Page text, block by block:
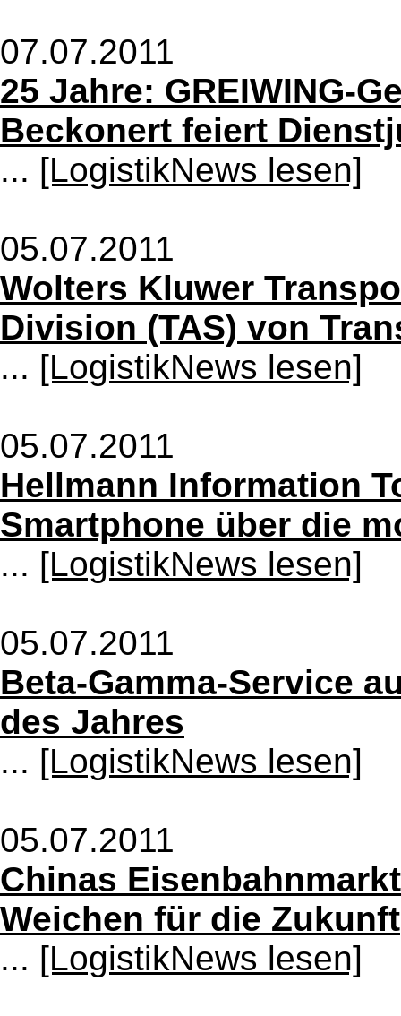
07.07.2011
25 Jahre: GREIWING-
Beckonert feiert
... [LogistikNews lesen]
05.07.2011
Wolters Kluwer
Division (TAS) von
... [LogistikNews lesen]
05.07.2011
Hellmann Information
Smartphone über die
... [LogistikNews lesen]
05.07.2011
Beta-Gamma-Service
des Jahres
... [LogistikNews lesen]
05.07.2011
Chinas
Weichen für die Zukunft
... [LogistikNews lesen]